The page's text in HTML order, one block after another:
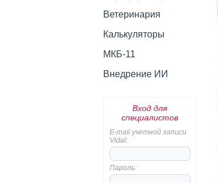
Ветеринария
Калькуляторы
МКБ-11
Внедрение ИИ
Вход для
специалистов
E-mail учетной записи
Vidal:
Пароль: